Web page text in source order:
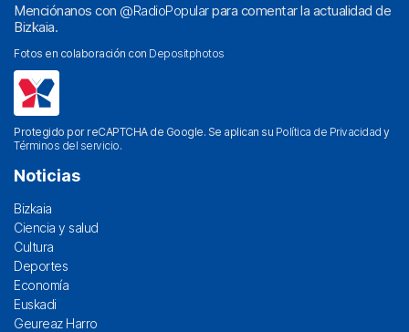
Menciónanos con @RadioPopularpara comentar la actualidad de
Bizkaia.
Fotos en colaboración con Depositphotos
Protegido por reCAPTCHA de Google. Se aplican su Política de Privacidad y
Términos del servicio.
Noticias
Bizkaia
Ciencia y salud
Cultura
Deportes
Economía
Euskadi
Geureaz Harro